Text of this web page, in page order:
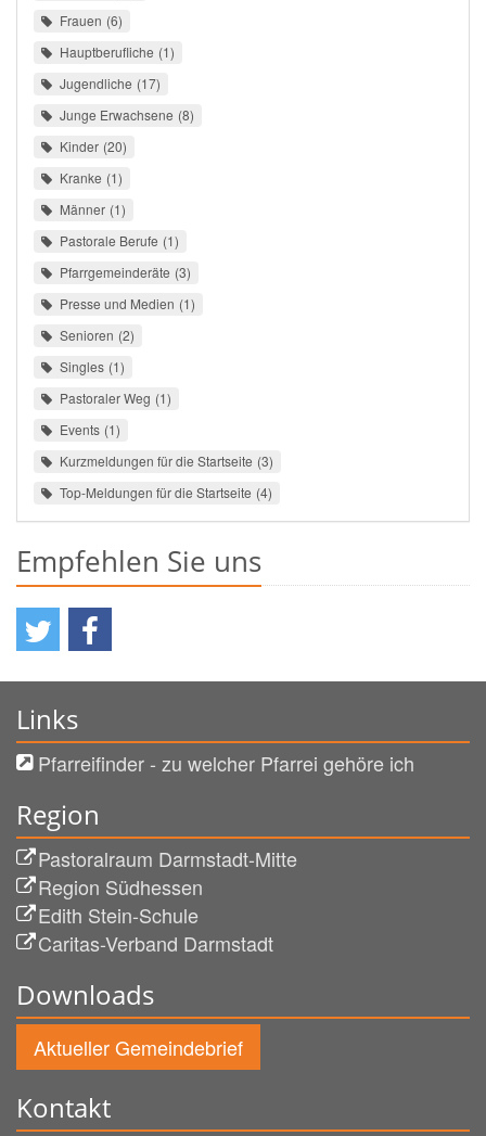
Frauen 6
Hauptberufliche 1
Jugendliche 17
Junge Erwachsene 8
Kinder 20
Kranke 1
Männer 1
Pastorale Berufe 1
Pfarrgemeinderäte 3
Presse und Medien 1
Senioren 2
Singles 1
Pastoraler Weg 1
Events 1
Kurzmeldungen für die Startseite 3
Top-Meldungen für die Startseite 4
Empfehlen Sie uns
Links
Pfarreifinder - zu welcher Pfarrei gehöre ich
Region
Pastoralraum Darmstadt-Mitte
Region Südhessen
Edith Stein-Schule
Caritas-Verband Darmstadt
Downloads
Aktueller Gemeindebrief
Kontakt